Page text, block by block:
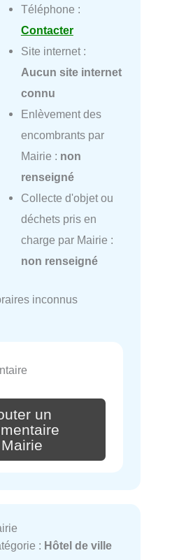
Téléphone :
Contacter
Site internet :
Aucun site internet
connu
Enlèvement des
encombrants par
Mairie : non
renseigné
Collecte d'objet ou
déchets pris en
charge par Mairie :
non renseigné
inconnus
un
: Hôtel de ville